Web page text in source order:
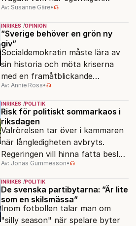
ansvar för Sveriges
vattenresurser?
Av: Susanne Gäre•
INRIKES OPINION
”Sverige behöver en grön ny
giv”
Socialdemokratin måste lära av
sin historia och möta kriserna
med en framåtblickande
strukturpolitik för att göra
Sverige långsiktigt hållbart,
jämlikt och kriståligt.
Av: Annie Ross•
INRIKES POLITIK
Risk för politiskt sommarkaos i
riksdagen
Valrörelsen tar över i kammaren
när långledigheten avbryts.
Regeringen vill hinna fatta beslut
före valet – men oppositionen
ser sin chans att pressa
Tidösidan.
Av: Jonas Gummesson•
INRIKES POLITIK
De svenska partibytarna: ”Är lite
som en skilsmässa”
Inom fotbollen talar man om
"silly season" när spelare byter